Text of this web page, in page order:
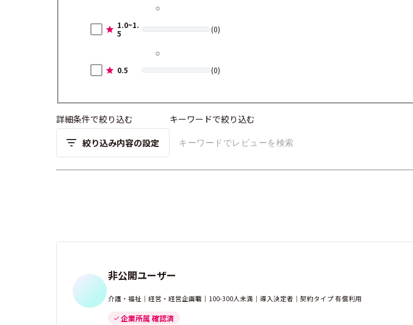
1.0~1.
5
(0)
0.5 (0)
詳細条件で絞り込む
絞り込み内容の設定
キーワードで絞り込む
非公開ユーザー
介護・福祉｜経営・経営企画職｜100-300人未満｜導入決定者｜契約タイプ 有償利用
企業所属 確認済